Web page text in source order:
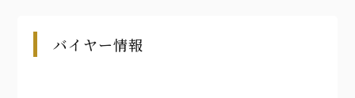
バイヤー情報